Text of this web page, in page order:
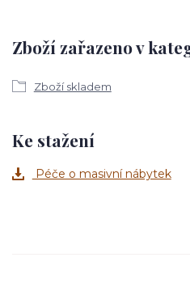
Zboží zařazeno v
Zboží skladem
Ke stažení
Péče o masivní nábytek